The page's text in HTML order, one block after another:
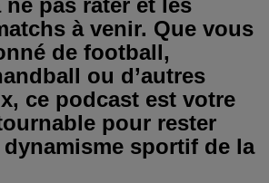
à venir. Que vous
de football,
ou d’autres
ce podcast est votre
pour rester
sportif de la